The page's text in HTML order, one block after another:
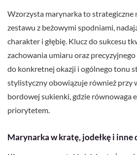
Wzorzysta marynarka to strategiczne
zestawu z beżowymi spodniami,
charakter i głębię. Klucz do sukcesu
zachowania umiaru oraz
do konkretnej okazji i ogólnego tonu
stylistyczny obowiązuje również przy
bordowej sukienki, gdzie równowaga
priorytetem.
Marynarka w kratę, jodełkę i inne